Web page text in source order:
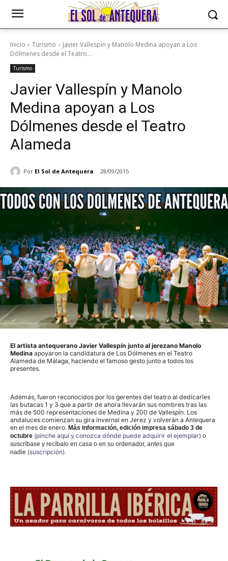
Inicio Turismo
Javier Vallespín y Manolo Medina apoyan a Los
Dólmenes desde el Teatro...
Turismo
Javier Vallespín y Manolo
Medina apoyan a Los
Dólmenes desde el Teatro
Alameda
Por El Sol de Antequera 28/09/2015
El artista antequerano Javier Vallespín junto al jerezano Manolo
Medina apoyaron la candidatura de Los Dólmenes en el Teatro
Alameda de Málaga, haciendo el famoso gesto junto a todos los
presentes.
Además, fueron reconocidos por los gerentes del teatro al dedicarles
las butacas 1 y 3 que a partir de ahora llevarán sus nombres tras las
más de 500 representaciones de Medina y 200 de Vallespín. Los
andaluces comienzan su gira invernal en Jerez y volverán a Antequera
en el mes de enero. Más información, edición impresa sábado 3 de
octubre (pinche aquí y conozca dónde puede adquirir el ejemplar) o
suscríbase y recíbalo en casa o en su ordenador, antes que
nadie (suscripción).